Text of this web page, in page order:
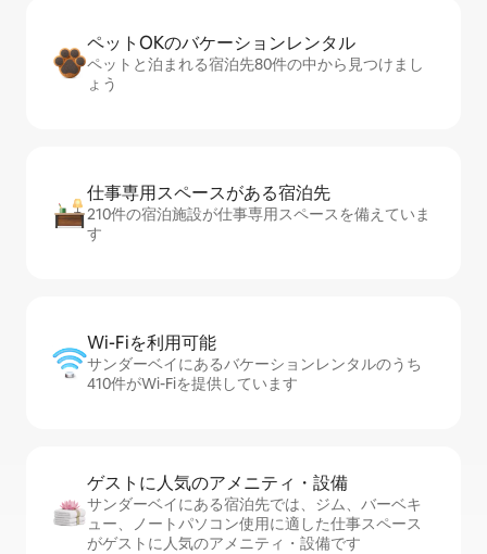
ペットOKのバ⁠ケ⁠ー⁠シ⁠ョ⁠ンレ⁠ン⁠タ⁠ル
ペットと泊まれる宿泊先80件の中から見つけまし
ょう
仕事専用ス⁠ペ⁠ー⁠スがあ⁠る宿⁠泊⁠先
210件の宿泊施設が仕事専用スペースを備えていま
す
Wi-Fiを利⁠用⁠可⁠能
サンダーベイにあるバケーションレンタルのうち
410件がWi-Fiを提供しています
ゲストに人⁠気⁠のア⁠メ⁠ニ⁠テ⁠ィ・設⁠備
サンダーベイにある宿泊先では、ジム、バーベキ
ュー、ノートパソコン使用に適した仕事スペース
がゲストに人気のアメニティ・設備です